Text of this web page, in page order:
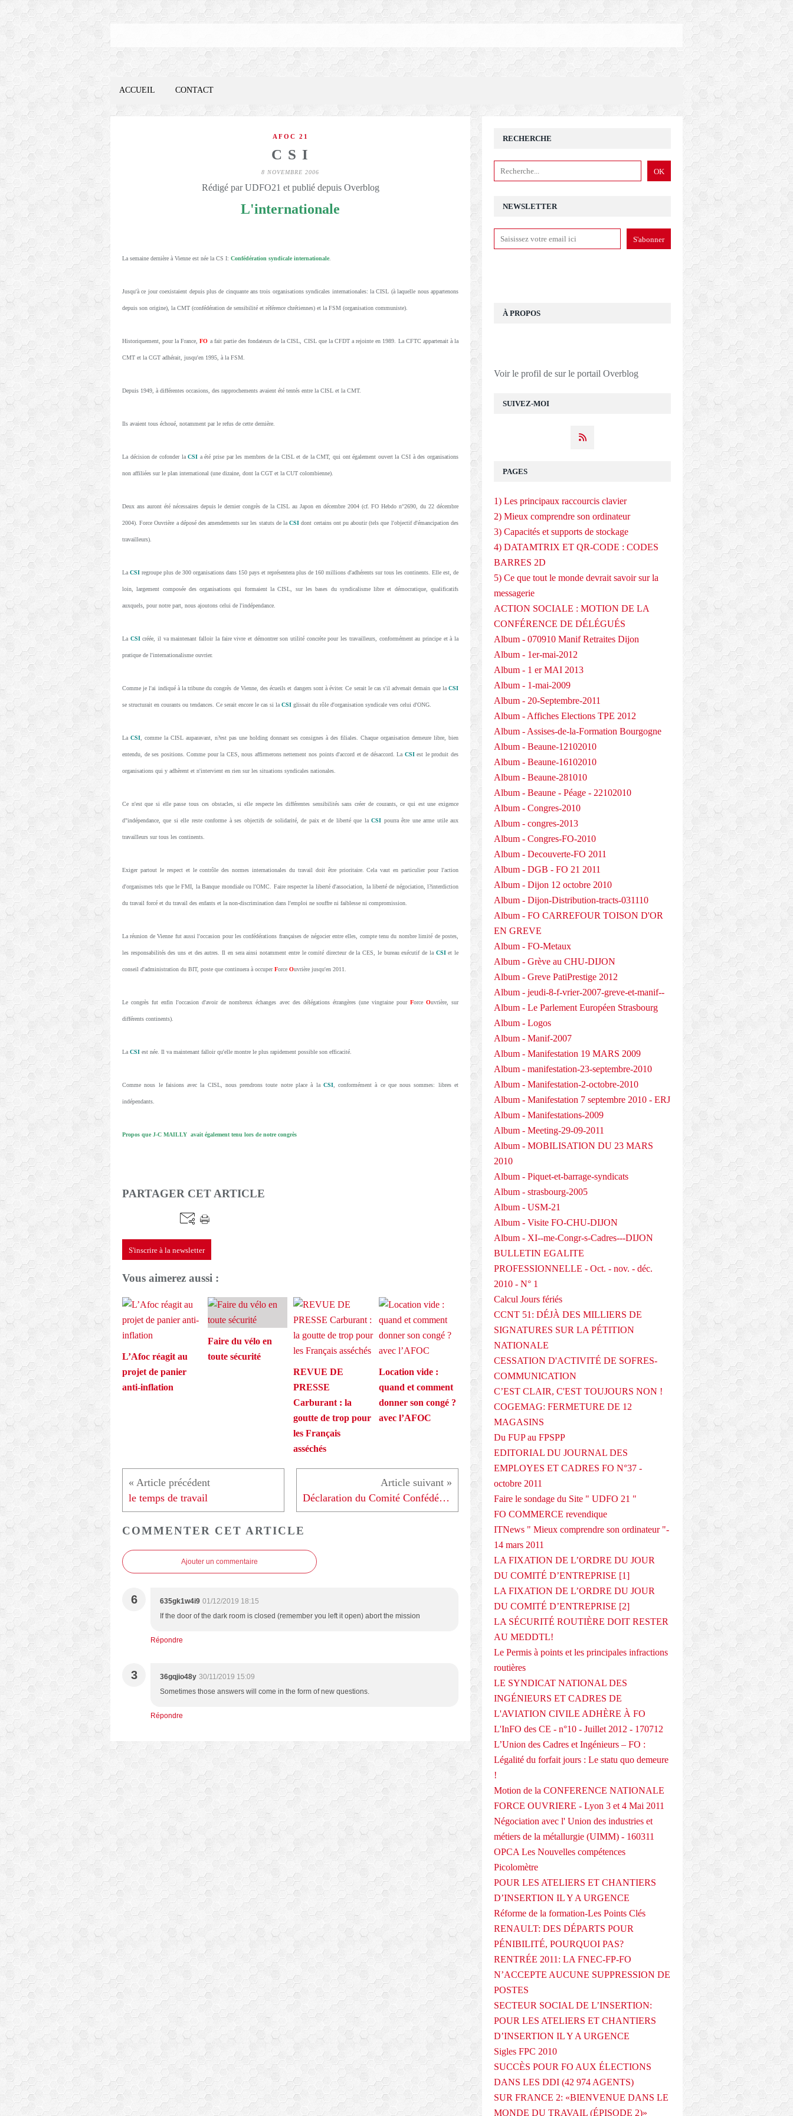
ACCUEIL CONTACT
AFOC 21
C S I
8 NOVEMBRE 2006
Rédigé par UDFO21 et publié depuis Overblog
L'internationale
La semaine dernière à Vienne est née la CS I: Confédération syndicale internationale
Jusqu'à ce jour coexistaient depuis plus de cinquante ans trois organisations syndicales internationales: la CISL (à laquelle nous appartenons
depuis son origine), la CMT (confédération de sensibilité et référence chrétiennes) et la FSM (organisation communiste).
Historiquement, pour la France,FO a fait partie des fondateurs de la CISL, CISL que la CFDT a rejointe en 1989. La CFTC appartenait à la
CMT et la CGT adhérait, jusqu'en 1995, à la FSM.
Depuis 1949, à différentes occasions, des rapprochements avaient été tentés entre la CISL et la CMT.
Ils avaient tous échoué, notamment par le refus de cette dernière.
La décision de cofonder laCSI a été prise par les membres de la CISL et de la CMT, qui ont également ouvert la CSI à des organisations
non affiliées sur le plan international (une dizaine, dont la CGT et la CUT colombienne).
Deux ans auront été nécessaires depuis le dernier congrès de la CISL au Japon en décembre 2004 (cf. FO Hebdo n°2690, du 22 décembre
2004). Force Ouvrière a déposé des amendements sur les statuts de laCSI dont certains ont pu aboutir (tels que l'objectif d'émancipation des
travailleurs).
La CSI regroupe plus de 300 organisations dans 150 pays et représentera plus de 160 millions d'adhérents sur tous les continents. Elle est, de
loin, largement composée des organisations qui formaient la CISL, sur les bases du syndicalisme libre et démocratique, qualificatifs
auxquels, pour notre part, nous ajoutons celui de l'indépendance.
La CSIcréée, il va maintenant falloir la faire vivre et démontrer son utilité concrète pour les travailleurs, conformément au principe et à la
pratique de l'internationalisme ouvrier.
Comme je l'ai indiqué à la tribune du congrès de Vienne, des écueils et dangers sont à éviter. Ce serait le cas s'il advenait demain que la CSI
se structurait en courants ou tendances. Ce serait encore le cas si la CSI glissait du rôle d'organisation syndicale vers celui d'ONG.
La CSI, comme la CISL auparavant, n?est pas une holding donnant ses consignes à des filiales. Chaque organisation demeure libre, bien
entendu, de ses positions. Comme pour la CES, nous affirmerons nettement nos points d'accord et de désaccord. La CSIest le produit des
organisations qui y adhèrent et n'intervient en rien sur les situations syndicales nationales.
Ce n'est que si elle passe tous ces obstacles, si elle respecte les différentes sensibilités sans créer de courants, ce qui est une exigence
d"indépendance, que si elle reste conforme à ses objectifs de solidarité, de paix et de liberté que laCSI pourra être une arme utile aux
travailleurs sur tous les continents.
Exiger partout le respect et le contrôle des normes internationales du travail doit être prioritaire. Cela vaut en particulier pour l'action
d'organismes tels que le FMI, la Banque mondiale ou l'OMC. Faire respecter la liberté d'association, la liberté de négociation, l?interdiction
du travail forcé et du travail des enfants et la non-discrimination dans l'emploi ne souffre ni faiblesse ni compromission.
La réunion de Vienne fut aussi l'occasion pour les confédérations françaises de négocier entre elles, compte tenu du nombre limité de postes,
les responsabilités des uns et des autres. Il en sera ainsi notamment entre le comité directeur de la CES, le bureau exécutif de la CSIet le
conseil d'administration du BIT, poste que continuera à occuperForce Ouvrière jusqu'en 2011.
Le congrès fut enfin l'occasion d'avoir de nombreux échanges avec des délégations étrangères (une vingtaine pour Force Ouvrière, sur
différents continents).
La CSI est née. Il va maintenant falloir qu'elle montre le plus rapidement possible son efficacité.
Comme nous le faisions avec la CISL, nous prendrons toute notre place à la CSI, conformément à ce que nous sommes: libres et
indépendants.
Propos que J-C MAILLY avait également tenu lors de notre congrès
PARTAGER CET ARTICLE
S'inscrire à la newsletter
Vous aimerez aussi :
L’Afoc réagit au
projet de panier
anti-inflation
Faire du vélo en
toute sécurité
REVUE DE
PRESSE
Carburant : la
goutte de trop pour
les Français
asséchés
Location vide :
quand et comment
donner son congé ?
avec l’AFOC
le temps de travail Déclaration du Comité Confédéral National - Amiens, le 6 octobre 2006
COMMENTER CET ARTICLE
Ajouter un commentaire
6 635gk1w4i9 01/12/2019 18:15
If the door of the dark room is closed (remember you left it open) abort the mission
Répondre
3 36gqjio48y 30/11/2019 15:09
Sometimes those answers will come in the form of new questions.
Répondre
NEWSLETTER
SUIVEZ-MOI
RECHERCHE
À PROPOS
Voir le profil de sur le portail Overblog
PAGES
1) Les principaux raccourcis clavier
2) Mieux comprendre son ordinateur
3) Capacités et supports de stockage
4) DATAMTRIX ET QR-CODE : CODES
BARRES 2D
5) Ce que tout le monde devrait savoir sur la
messagerie
ACTION SOCIALE : MOTION DE LA
CONFÉRENCE DE DÉLÉGUÉS
Album - 070910 Manif Retraites Dijon
Album - 1er-mai-2012
Album - 1 er MAI 2013
Album - 1-mai-2009
Album - 20-Septembre-2011
Album - Affiches Elections TPE 2012
Album - Assises-de-la-Formation Bourgogne
Album - Beaune-12102010
Album - Beaune-16102010
Album - Beaune-281010
Album - Beaune - Péage - 22102010
Album - Congres-2010
Album - congres-2013
Album - Congres-FO-2010
Album - Decouverte-FO 2011
Album - DGB - FO 21 2011
Album - Dijon 12 octobre 2010
Album - Dijon-Distribution-tracts-031110
Album - FO CARREFOUR TOISON D'OR
EN GREVE
Album - FO-Metaux
Album - Grève au CHU-DIJON
Album - Greve PatiPrestige 2012
Album - jeudi-8-f-vrier-2007-greve-et-manif--
Album - Le Parlement Européen Strasbourg
Album - Logos
Album - Manif-2007
Album - Manifestation 19 MARS 2009
Album - manifestation-23-septembre-2010
Album - Manifestation-2-octobre-2010
Album - Manifestation 7 septembre 2010 - ERJ
Album - Manifestations-2009
Album - Meeting-29-09-2011
Album - MOBILISATION DU 23 MARS
2010
Album - Piquet-et-barrage-syndicats
Album - strasbourg-2005
Album - USM-21
Album - Visite FO-CHU-DIJON
Album - XI--me-Congr-s-Cadres---DIJON
BULLETIN EGALITE
PROFESSIONNELLE - Oct. - nov. - déc.
2010 - N° 1
Calcul Jours fériés
CCNT 51: DÉJÀ DES MILLIERS DE
SIGNATURES SUR LA PÉTITION
NATIONALE
CESSATION D'ACTIVITÉ DE SOFRES-
COMMUNICATION
C’EST CLAIR, C'EST TOUJOURS NON !
COGEMAG: FERMETURE DE 12
MAGASINS
Du FUP au FPSPP
EDITORIAL DU JOURNAL DES
EMPLOYES ET CADRES FO N°37 -
octobre 2011
Faire le sondage du Site " UDFO 21 "
FO COMMERCE revendique
ITNews " Mieux comprendre son ordinateur "-
14 mars 2011
LA FIXATION DE L’ORDRE DU JOUR
DU COMITÉ D’ENTREPRISE [1]
LA FIXATION DE L’ORDRE DU JOUR
DU COMITÉ D’ENTREPRISE [2]
LA SÉCURITÉ ROUTIÈRE DOIT RESTER
AU MEDDTL!
Le Permis à points et les principales infractions
routières
LE SYNDICAT NATIONAL DES
INGÉNIEURS ET CADRES DE
L'AVIATION CIVILE ADHÈRE À FO
L'InFO des CE - n°10 - Juillet 2012 - 170712
L’Union des Cadres et Ingénieurs – FO :
Légalité du forfait jours : Le statu quo demeure
!
Motion de la CONFERENCE NATIONALE
FORCE OUVRIERE - Lyon 3 et 4 Mai 2011
Négociation avec l' Union des industries et
métiers de la métallurgie (UIMM) - 160311
OPCA Les Nouvelles compétences
Picolomètre
POUR LES ATELIERS ET CHANTIERS
D’INSERTION IL Y A URGENCE
Réforme de la formation-Les Points Clés
RENAULT: DES DÉPARTS POUR
PÉNIBILITÉ, POURQUOI PAS?
RENTRÉE 2011: LA FNEC-FP-FO
N’ACCEPTE AUCUNE SUPPRESSION DE
POSTES
SECTEUR SOCIAL DE L’INSERTION:
POUR LES ATELIERS ET CHANTIERS
D’INSERTION IL Y A URGENCE
Sigles FPC 2010
SUCCÈS POUR FO AUX ÉLECTIONS
DANS LES DDI (42 974 AGENTS)
SUR FRANCE 2: «BIENVENUE DANS LE
MONDE DU TRAVAIL (ÉPISODE 2)»